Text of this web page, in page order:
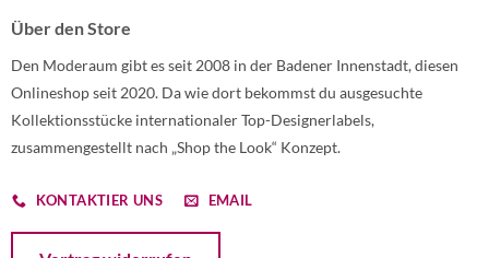
Über den Store
Den Moderaum gibt es seit 2008 in der Badener Innenstadt, diesen
Onlineshop seit 2020. Da wie dort bekommst du ausgesuchte
Kollektionsstücke internationaler Top-Designerlabels,
zusammengestellt nach „Shop the Look“ Konzept.
KONTAKTIER UNS EMAIL